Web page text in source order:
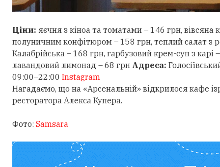
Ціни: яєчня з кіноа та томатами – 146 грн, вівсяна
полуничним конфітюром – 158 грн, теплий салат з
Калабрійська – 168 грн, гарбузовий крем-суп з карі
лавандовий лимонад – 68 грн Адреса:
09:00–22:00 Instagram
Нагадаємо, що на «Арсенальній» відкрилося кафе
ресторатора Алекса Купера.
Фото: Samsara